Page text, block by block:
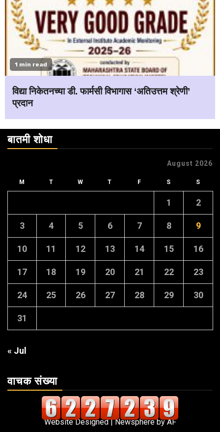
1 min read
विद्या निकेतनच्या डी. फार्मसी विभागास ‘अतिउत्तम श्रेणी’
प्रदान
बातमी शोधा
August 2026
M T W T F S S
1 2
3 4 5 6 7 8 9
10 11 12 13 14 15 16
17 18 19 20 21 22 23
24 25 26 27 28 29 30
31
« Jul
वाचक संख्या
Website Designed|Newsphereby AF